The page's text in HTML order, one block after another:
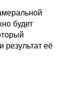
будет
результат её